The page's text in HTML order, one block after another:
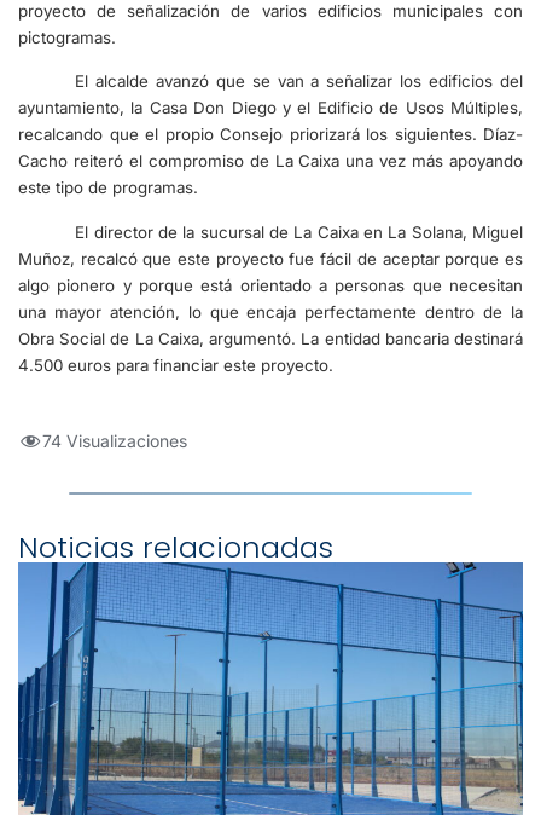
proyecto de señalización de varios edificios municipales con
pictogramas.
El alcalde avanzó que se van a señalizar los edificios del
ayuntamiento, la Casa Don Diego y el Edificio de Usos Múltiples,
recalcando que el propio Consejo priorizará los siguientes. Díaz-
Cacho reiteró el compromiso de La Caixa una vez más apoyando
este tipo de programas.
El director de la sucursal de La Caixa en La Solana, Miguel
Muñoz, recalcó que este proyecto fue fácil de aceptar porque es
algo pionero y porque está orientado a personas que necesitan
una mayor atención, lo que encaja perfectamente dentro de la
Obra Social de La Caixa, argumentó. La entidad bancaria destinará
4.500 euros para financiar este proyecto.
74 Visualizaciones
Noticias relacionadas